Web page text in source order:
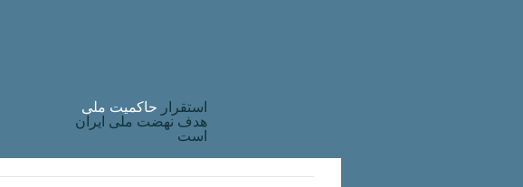
استقرار حاکميت ملی
هدف نهضت ملی ایران
است